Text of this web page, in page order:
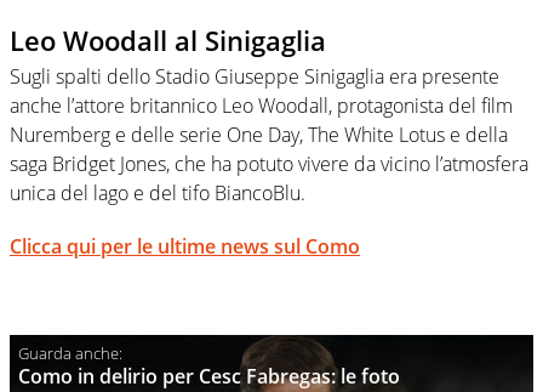
Leo Woodall al Sinigaglia
Sugli spalti dello Stadio Giuseppe Sinigaglia era presente
anche l’attore britannico Leo Woodall, protagonista del film
Nuremberg e delle serie One Day, The White Lotus e della
saga Bridget Jones, che ha potuto vivere da vicino l’atmosfera
unica del lago e del tifo BiancoBlu.
Clicca qui per le ultime news sul Como
Como in delirio per Cesc Fabregas: le foto